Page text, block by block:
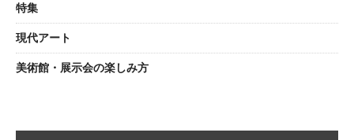
特集
現代アート
美術館・展示会の楽しみ方